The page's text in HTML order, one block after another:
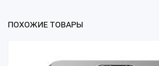
ПОХОЖИЕ ТОВАРЫ